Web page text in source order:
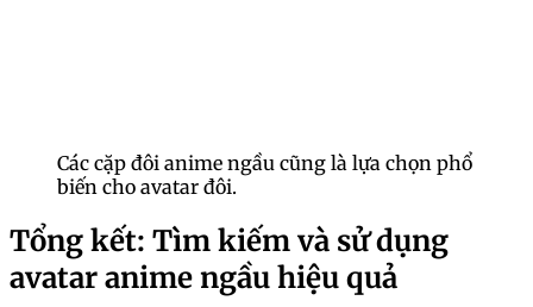
Các cặp đôi anime ngầu cũng là lựa chọn phổ
biến cho avatar đôi.
Tổng kết: Tìm kiếm và sử dụng
avatar anime ngầu hiệu quả